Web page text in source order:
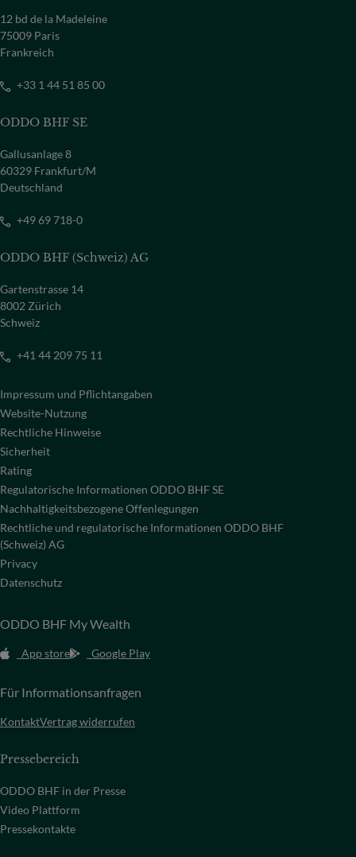
12 bd de la Madeleine
75009 Paris
Frankreich
+33 1 44 51 85 00
ODDO BHF SE
Gallusanlage 8
60329 Frankfurt/M
Deutschland
+49 69 718-0
ODDO BHF (Schweiz) AG
Gartenstrasse 14
8002 Zürich
Schweiz
+41 44 209 75 11
Impressum und Pflichtangaben
Website-Nutzung
Rechtliche Hinweise
Sicherheit
Rating
Regulatorische Informationen ODDO BHF SE
Nachhaltigkeitsbezogene Offenlegungen
Rechtliche und regulatorische Informationen ODDO BHF
(Schweiz) AG
Privacy
Datenschutz
ODDO BHF My Wealth
App store Google Play
Für Informationsanfragen
KontaktVertrag widerrufen
Pressebereich
ODDO BHF in der Presse
Video Plattform
Pressekontakte